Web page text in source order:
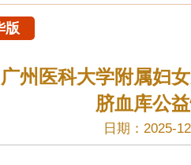
版
广州医科大学附属妇
脐血库公
日期：